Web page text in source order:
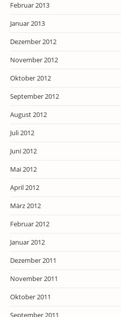
Februar 2013
Januar 2013
Dezember 2012
November 2012
Oktober 2012
September 2012
August 2012
Juli 2012
Juni 2012
Mai 2012
April 2012
März 2012
Februar 2012
Januar 2012
Dezember 2011
November 2011
Oktober 2011
September 2011